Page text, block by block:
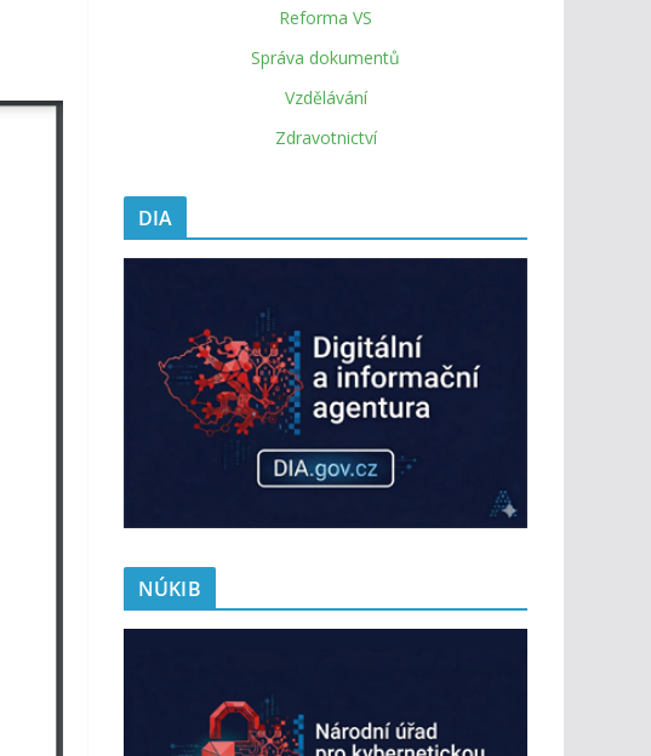
Reforma VS
Správa dokumentů
Vzdělávání
Zdravotnictví
DIA
NÚKIB